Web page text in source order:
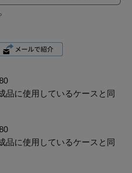
品に使用しているケースと同
品に使用しているケースと同